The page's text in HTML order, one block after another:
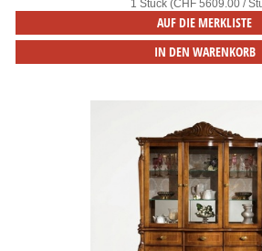
1 Stück (CHF 5609.00 /
AUF DIE MERKLISTE
IN DEN WARENKORB